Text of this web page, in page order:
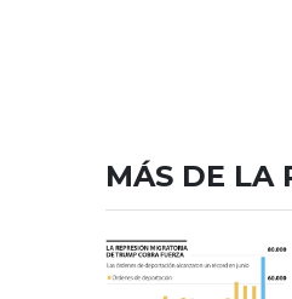
MÁS DE LA